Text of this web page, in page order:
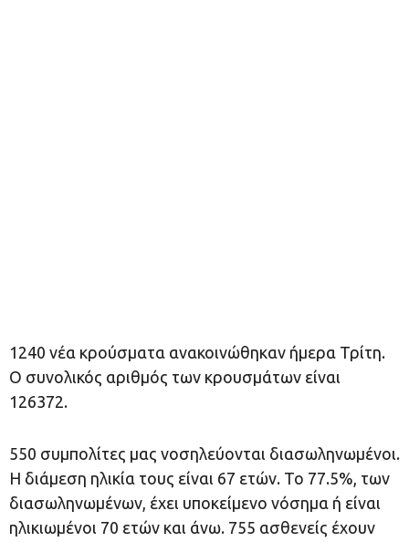
1240 νέα κρούσματα ανακοινώθηκαν ήμερα Τρίτη.
Ο συνολικός αριθμός των κρουσμάτων είναι
126372.
550 συμπολίτες μας νοσηλεύονται διασωληνωμένοι.
Η διάμεση ηλικία τους είναι 67 ετών. To 77.5%, των
διασωληνωμένων, έχει υποκείμενο νόσημα ή είναι
ηλικιωμένοι 70 ετών και άνω. 755 ασθενείς έχουν